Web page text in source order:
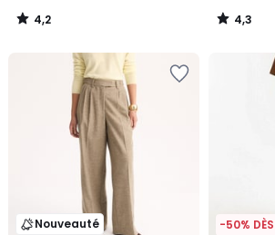
4,2
/
4,3
/
Nouveauté -50%